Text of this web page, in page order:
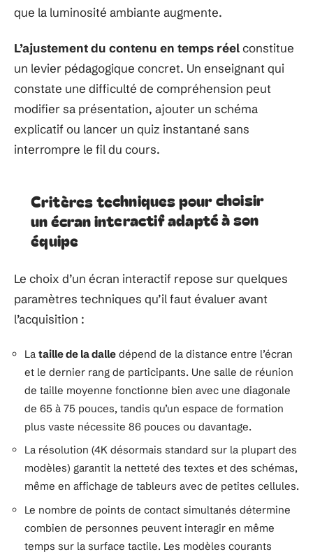
que la luminosité ambiante augmente.
L’ajustement du contenu en temps réelconstitue
un levier pédagogique concret. Un enseignant qui
constate une difficulté de compréhension peut
modifier sa présentation, ajouter un schéma
explicatif ou lancer un quiz instantané sans
interrompre le fil du cours.
Critères techniques pour choisir
un écran interactif adapté à son
équipe
Le choix d’un écran interactif repose sur quelques
paramètres techniques qu’il faut évaluer avant
l’acquisition :
La taille de la dalle dépend de la distance entre l’écran
et le dernier rang de participants. Une salle de réunion
de taille moyenne fonctionne bien avec une diagonale
de 65 à 75 pouces, tandis qu’un espace de formation
plus vaste nécessite 86 pouces ou davantage.
La résolution (4K désormais standard sur la plupart des
modèles) garantit la netteté des textes et des schémas,
même en affichage de tableurs avec de petites cellules.
Le nombre de points de contact simultanés détermine
combien de personnes peuvent interagir en même
temps sur la surface tactile. Les modèles courants